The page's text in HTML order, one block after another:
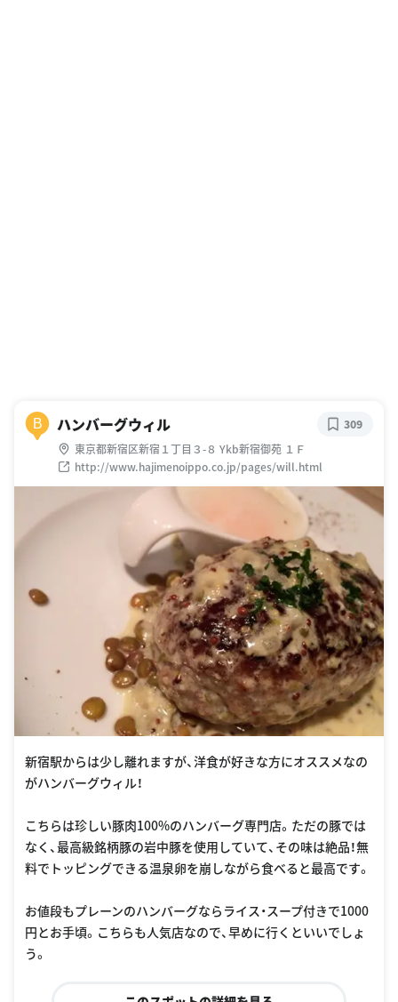
B ハンバーグウィル
東京都新宿区新宿１丁目３-８ Ykb新宿御苑 １Ｆ
http://www.hajimenoippo.co.jp/pages/will.html
309
新宿駅からは少し離れますが、洋食が好きな方にオススメなの
がハンバーグウィル！
こちらは珍しい豚肉100%のハンバーグ専門店。ただの豚では
なく、最高級銘柄豚の岩中豚を使用していて、その味は絶品！無
料でトッピングできる温泉卵を崩しながら食べると最高です。
お値段もプレーンのハンバーグならライス・スープ付きで1000
円とお手頃。こちらも人気店なので、早めに行くといいでしょ
う。